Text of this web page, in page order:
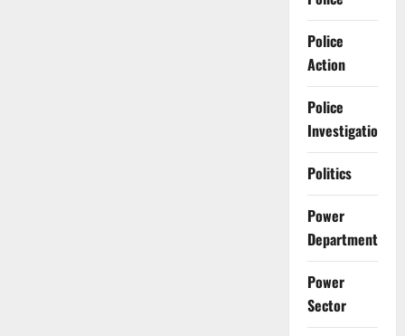
Police
Action
Police
Investigation
Politics
Power
Department
Power
Sector